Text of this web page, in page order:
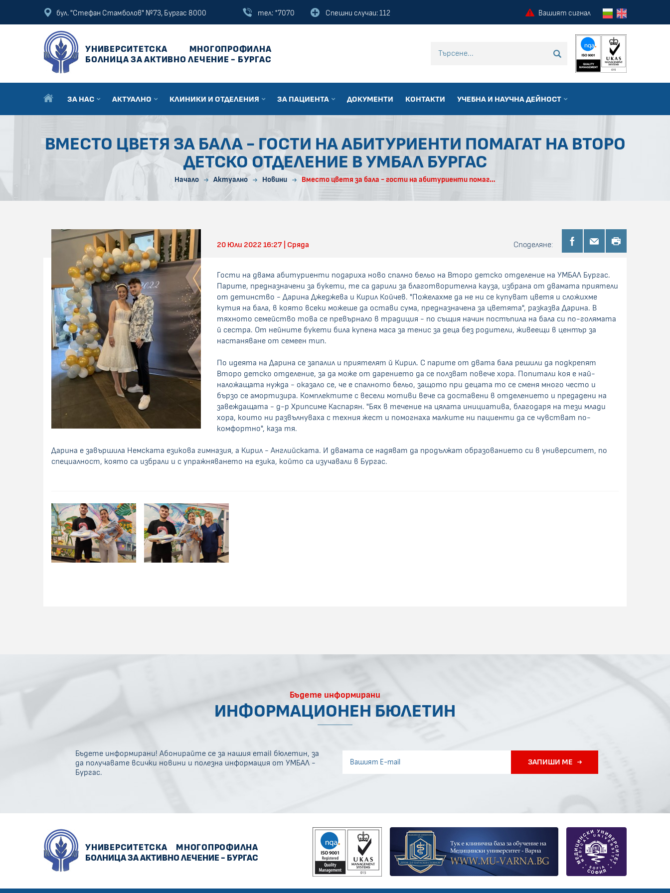
бул. "Стефан Стамболов" №73, Бургас 8000 тел: *7070 Спешни случаи: 112 Вашият сигнал
УНИВЕРСИТЕТСКА
МНОГОПРОФИЛНА
БОЛНИЦА ЗА АКТИВНО ЛЕЧЕНИЕ - БУРГАС
Въведи текст за търсене
ТЪРСИ
ЗА НАС АКТУАЛНО КЛИНИКИ И ОТДЕЛЕНИЯ ЗА ПАЦИЕНТА ДОКУМЕНТИ КОНТАКТИ УЧЕБНА И НАУЧНА ДЕЙНОСТ
ВМЕСТО ЦВЕТЯ ЗА БАЛА - ГОСТИ НА АБИТУРИЕНТИ ПОМАГАТ НА ВТОРО
ДЕТСКО ОТДЕЛЕНИЕ В УМБАЛ БУРГАС
Начало Актуално Новини Вместо цветя за бала - гости на абитуриенти помагат на Второ детско отделение в УМБАЛ Бургас
20 Юли 2022 16:27 | Сряда Споделяне:
Гости на двама абитуриенти подариха ново спално бельо на Второ детско отделение на УМБАЛ Бургас.
Парите, предназначени за букети, те са дарили за благотворителна кауза, избрана от двамата приятели
от детинство - Дарина Джеджева и Кирил Койчев. "Пожелахме да не ни се купуват цветя и сложихме
кутия на бала, в която всеки можеше да остави сума, предназначена за цветята", разказва Дарина. В
тяхното семейство това се превърнало в традиция - по същия начин постъпила на бала си по-голямата
й сестра. От нейните букети била купена маса за тенис за деца без родители, живеещи в център за
настаняване от семеен тип.
По идеята на Дарина се запалил и приятелят й Кирил. С парите от двата бала решили да подкрепят
Второ детско отделение, за да може от дарението да се ползват повече хора. Попитали коя е най-
наложащата нужда - оказало се, че е спалното бельо, защото при децата то се сменя много често и
бързо се амортизира. Комплектите с весели мотиви вече са доставени в отделението и предадени на
завеждащата - д-р Хрипсиме Каспарян. "Бях в течение на цялата инициатива, благодаря на тези млади
хора, които ни развълнуваха с техния жест и помогнаха малките ни пациенти да се чувстват по-
комфортно", каза тя.
Дарина е завършила Немската езикова гимназия, а Кирил - Английската. И двамата се надяват да продължат образованието си в университет, по
специалност, която са избрали и с упражняването на езика, който са изучавали в Бургас.
Бъдете информирани
ИНФОРМАЦИОНЕН БЮЛЕТИН
Бъдете информирани! Абонирайте се за нашия email бюлетин, за
да получавате всички новини и полезна информация от УМБАЛ -
Бургас.
ЗАПИШИ МЕ
УНИВЕРСИТЕТСКА
МНОГОПРОФИЛНА
БОЛНИЦА ЗА АКТИВНО ЛЕЧЕНИЕ - БУРГАС